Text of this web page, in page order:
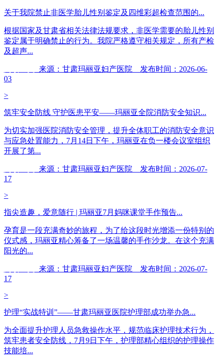
关于我院禁止非医学胎儿性别鉴定及四维彩超检查范围的...
根据国家及甘肃省相关法律法规要求，非医学需要的胎儿性别
鉴定属于明确禁止的行为。我院严格遵守相关规定，所有产检
及超声...
来源：甘肃玛丽亚妇产医院 发布时间：2026-06-
03
>
筑牢安全防线 守护医患平安——玛丽亚全院消防安全知识...
为切实加强医院消防安全管理，提升全体职工的消防安全意识
与应急处置能力，7月14日下午，玛丽亚在负一楼会议室组织
开展了第...
来源：甘肃玛丽亚妇产医院 发布时间：2026-07-
17
>
指尖造趣，爱意随行 | 玛丽亚7月妈咪课堂手作预告...
孕育是一段充满奇妙的旅程，为了给这段时光增添一份特别的
仪式感，玛丽亚精心筹备了一场温馨的手作沙龙。在这个充满
阳光的...
来源：甘肃玛丽亚妇产医院 发布时间：2026-07-
17
>
护理“实战特训”——甘肃玛丽亚医院护理部成功举办急...
为全面提升护理人员急救操作水平，规范临床护理技术行为，
筑牢患者安全防线，7月9日下午，护理部精心组织的护理操作
技能培...